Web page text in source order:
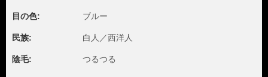
目の色: ブルー
民族: 白人／西洋人
陰毛: つるつる